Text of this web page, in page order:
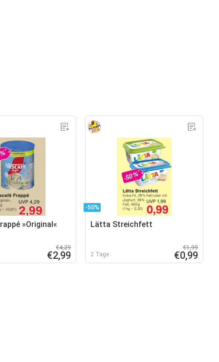
»Original«
€4,29
€2,99
-50%
Lätta Streichfett
2 Tage
€1,99
€0,99